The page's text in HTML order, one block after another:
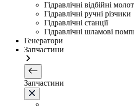
Гідравлічні відбійні
Гідравлічні ручні різчики
Гідравлічні станції
Гідравлічні шламові
Генератори
Запчастини
Запчастини